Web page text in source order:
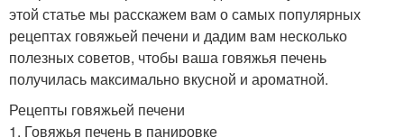
этой статье мы расскажем вам о самых популярных
рецептах говяжьей печени и дадим вам несколько
полезных советов, чтобы ваша говяжья печень
получилась максимально вкусной и ароматной.
Рецепты говяжьей печени
1. Говяжья печень в панировке